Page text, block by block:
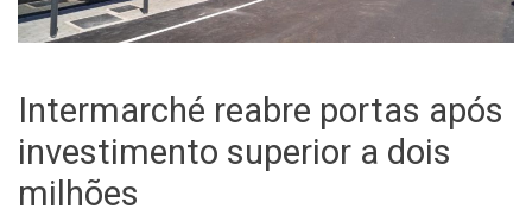
Intermarché reabre portas após
investimento superior a dois
milhões